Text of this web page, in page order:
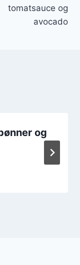
tomatsauce og
avocado
og